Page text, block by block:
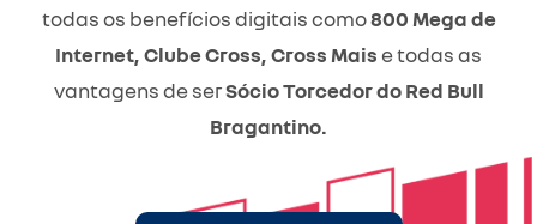
todas os benefícios digitais como800 Mega de
Internet, Clube Cross, Cross Maise todas as
vantagens de serSócio Torcedor do Red Bull
Bragantino.